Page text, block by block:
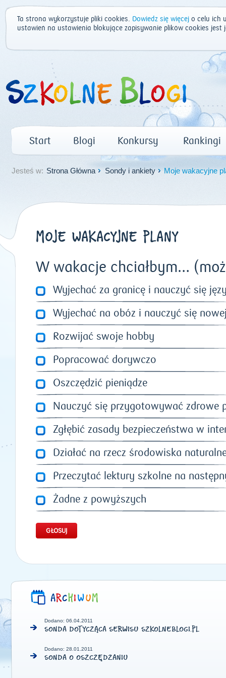
Ta strona wykorzystuje pliki cookies. Dowiedz się więcej o celu ich
ustawień na ustawienia blokujące zapisywanie plików cookies
Start Blogi Konkursy Rankingi
Jesteś w: Strona Główna Sondy i ankiety Moje wakacyjne
MOJE WAKACYJNE PLANY
W wakacje chciałbym…
Wyjechać za granicę i nauczyć się
Wyjechać na obóz i nauczyć się
Rozwijać swoje hobby
Popracować dorywczo
Oszczędzić pieniądze
Nauczyć się przygotowywać zdrowe
Zgłębić zasady bezpieczeństwa w
Działać na rzecz środowiska
Przeczytać lektury szkolne na
Żadne z powyższych
Dodano: 06.04.2011
SONDA DOTYCZĄCA SERWISU SZKOLNEBLOGI.PL
Dodano: 28.01.2011
SONDA O OSZCZĘDZANIU